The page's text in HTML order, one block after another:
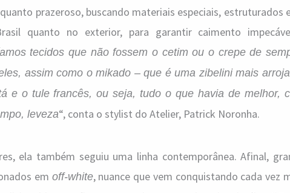
prazeroso, buscando materiais especiais, estruturados
quanto no exterior, para garantir caimento
tecidos que não fossem o cetim ou o crepe de
assim como o mikado – que é uma zibelini mais
e o tule francês, ou seja, tudo o que havia de melhor,
leveza“, conta o stylist do Atelier, Patrick Noronha.
ela também seguiu uma linha contemporânea. Afinal,
em off-white, nuance que vem conquistando cada vez